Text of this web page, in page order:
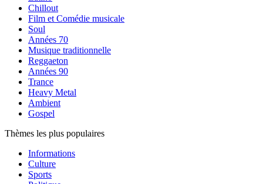
Chillout
Film et Comédie musicale
Soul
Années 70
Musique traditionnelle
Reggaeton
Années 90
Trance
Heavy Metal
Ambient
Gospel
Thèmes les plus populaires
Informations
Culture
Sports